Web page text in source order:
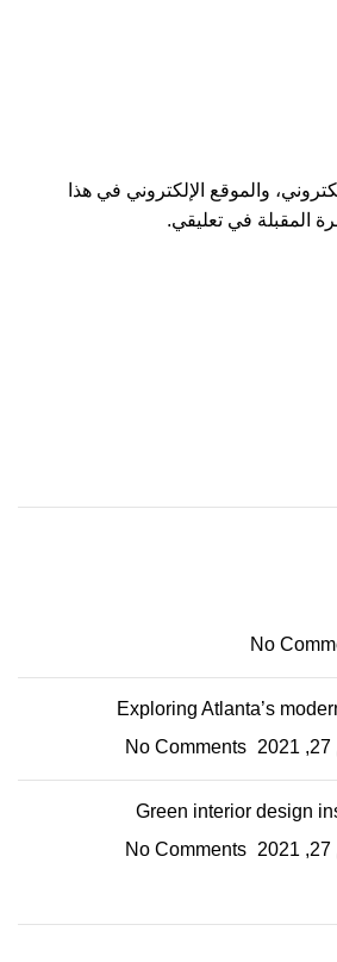
والموقع الإلكتروني في هذا
المقبلة في تعليقي.
No
Exploring Atlanta’s
No Comments
Green interior design
No Comments